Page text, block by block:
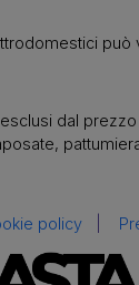
può
dal
policy